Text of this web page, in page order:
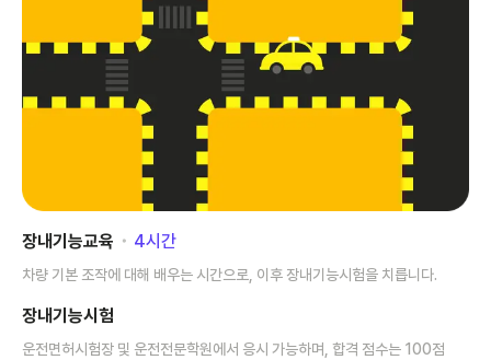
장내기능교육 ･ 4시간
차량 기본 조작에 대해 배우는 시간으로, 이후 장내기능시험을 치릅니다.
장내기능시험
운전면허시험장 및 운전전문학원에서 응시 가능하며, 합격 점수는 100점